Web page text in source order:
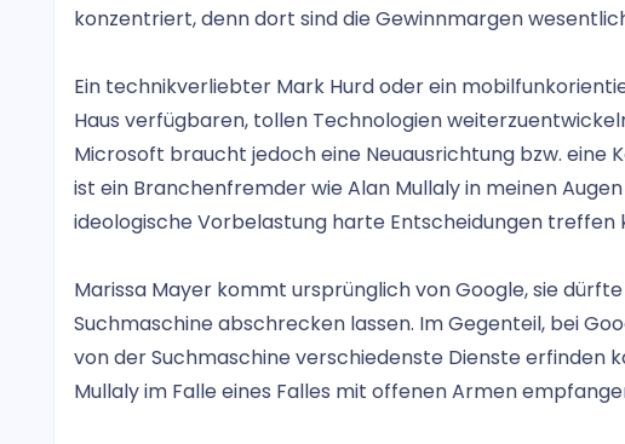
konzentriert, denn dort sind die Gewinnmargen
Ein technikverliebter Mark Hurd oder ein
Haus verfügbaren, tollen Technologien
Microsoft braucht jedoch eine Neuausrichtung bzw. eine
ist ein Branchenfremder wie Alan Mullaly in meinen
ideologische Vorbelastung harte Entscheidungen treffen
Marissa Mayer kommt ursprünglich von Google, sie
Suchmaschine abschrecken lassen. Im Gegenteil, bei
von der Suchmaschine verschiedenste Dienste erfinden
Mullaly im Falle eines Falles mit offenen Armen